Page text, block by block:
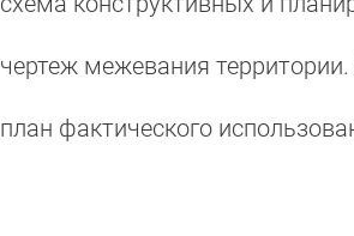
чертеж межевания
план фактического